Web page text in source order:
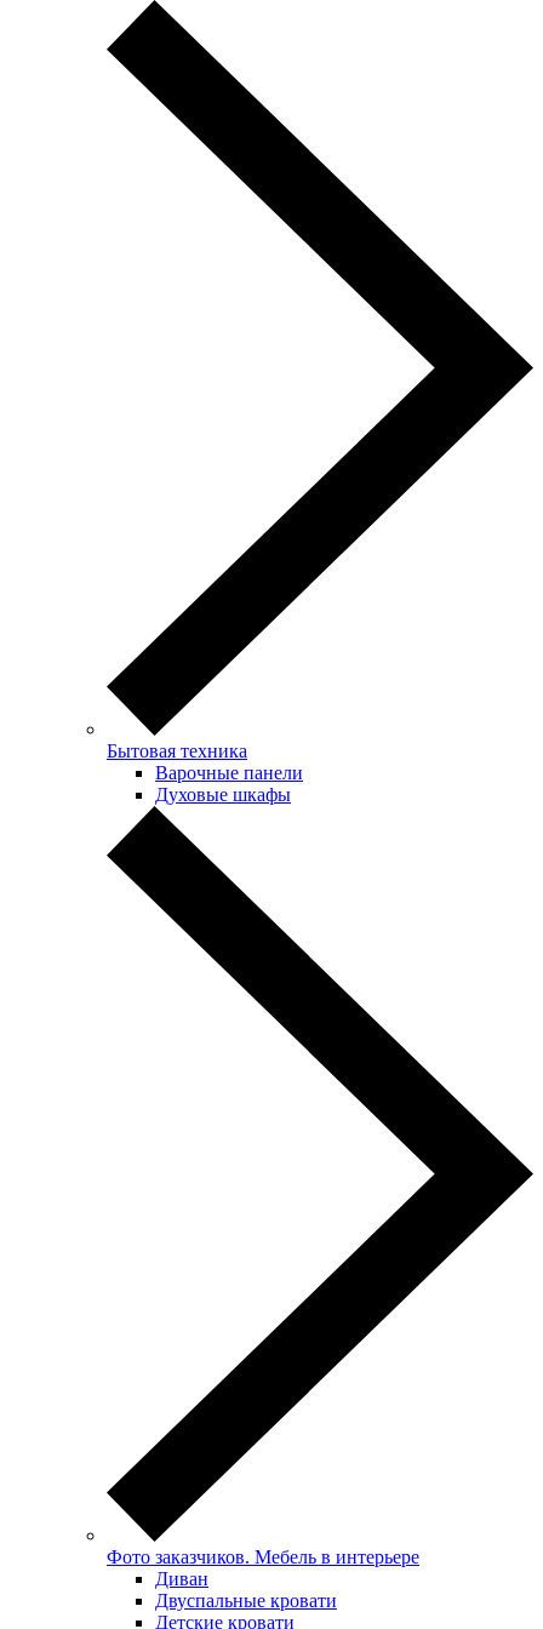
Бытовая техника
Варочные панели
Духовые шкафы
Фото заказчиков. Мебель в интерьере
Диван
Двуспальные кровати
Детские кровати